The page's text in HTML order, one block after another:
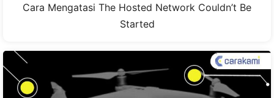
Cara Mengatasi The Hosted Network Couldn’t Be
Started